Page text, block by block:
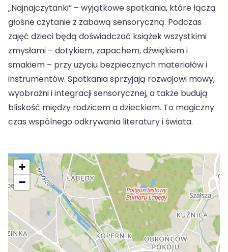
„Najnajczytanki” – wyjątkowe spotkania, które łączą
głośne czytanie z zabawą sensoryczną. Podczas
zajęć dzieci będą doświadczać książek wszystkimi
zmysłami – dotykiem, zapachem, dźwiękiem i
smakiem – przy użyciu bezpiecznych materiałów i
instrumentów. Spotkania sprzyjają rozwojowi mowy,
wyobraźni i integracji sensorycznej, a także budują
bliskość między rodzicem a dzieckiem. To magiczny
czas wspólnego odkrywania literatury i świata.
+
−